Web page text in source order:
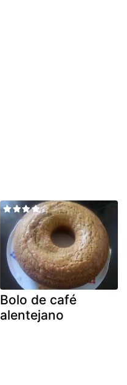
Bolo de café
alentejano